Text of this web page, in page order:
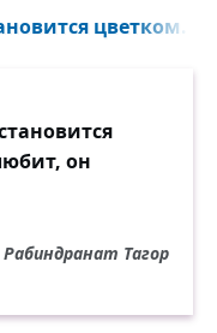
цветком.
он
Рабиндранат Тагор